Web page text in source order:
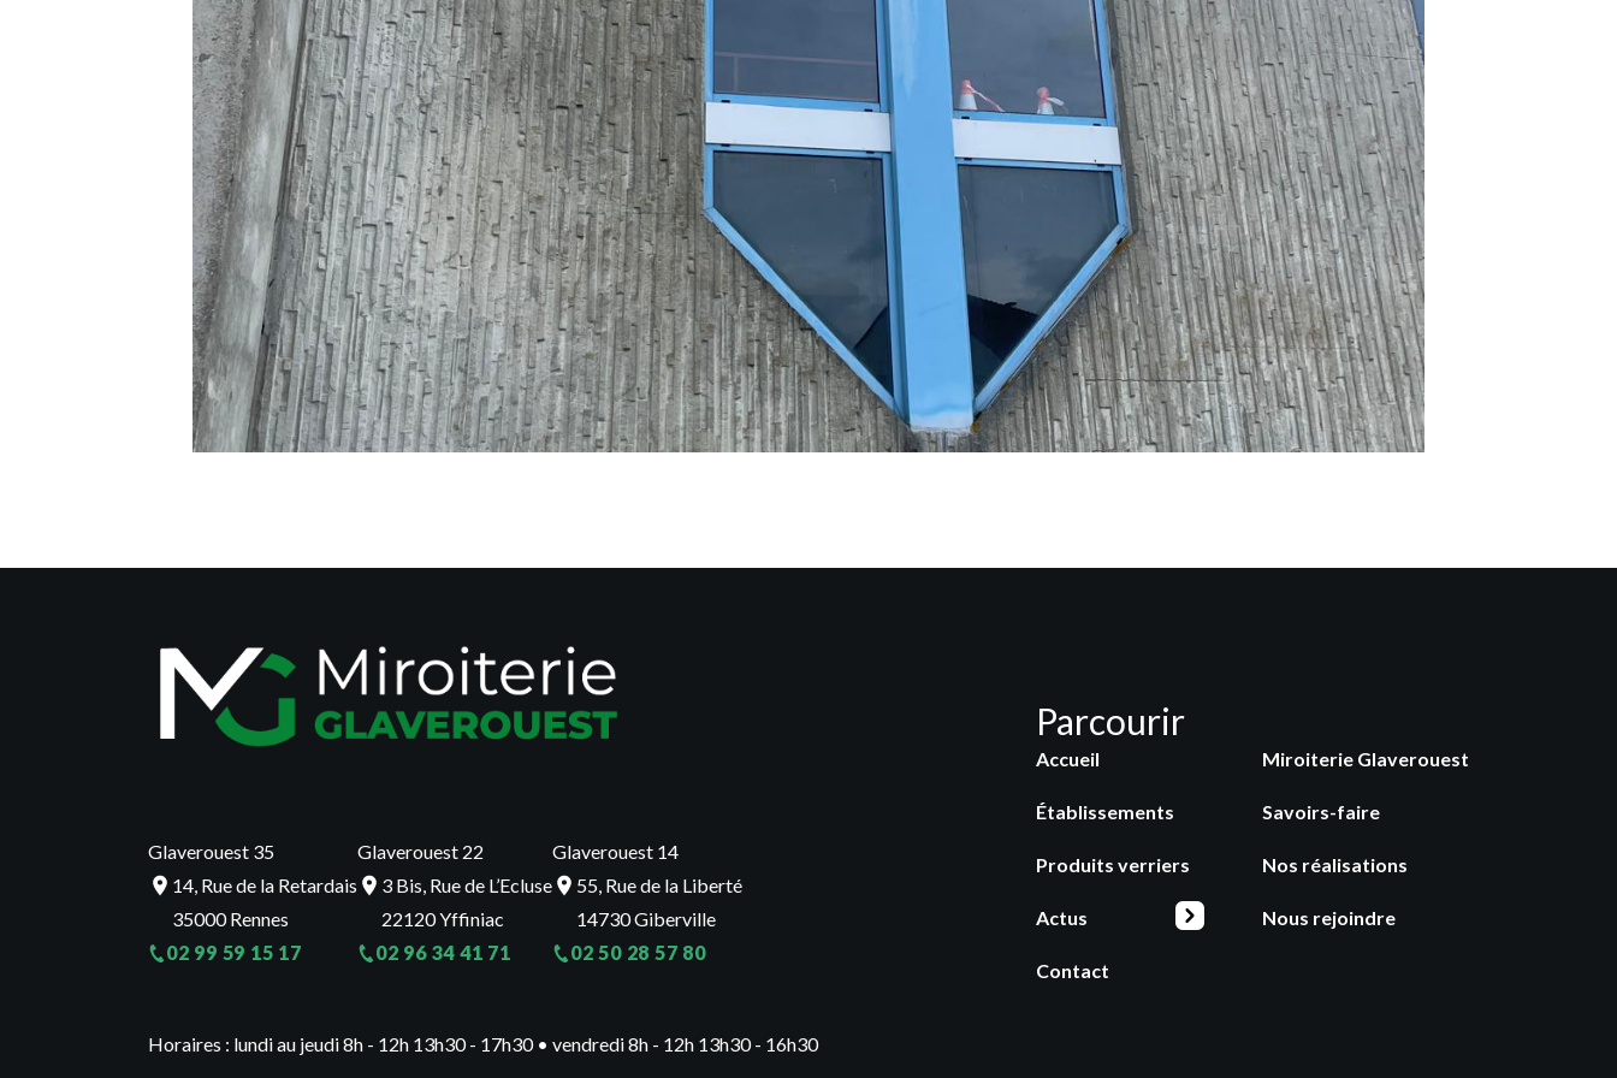
Glaverouest 35
14, Rue de la Retardais
35000 Rennes
02 99 59 15 17
Glaverouest 22
3 Bis, Rue de L’Ecluse
22120 Yffiniac
02 96 34 41 71
Glaverouest 14
55, Rue de la Liberté
14730 Giberville
02 50 28 57 80
Horaires : lundi au jeudi 8h - 12h 13h30 - 17h30 • vendredi 8h - 12h 13h30 - 16h30
Parcourir
Accueil Miroiterie Glaverouest
Établissements Savoirs-faire
Produits verriers Nos réalisations
Actus Nous rejoindre
Contact